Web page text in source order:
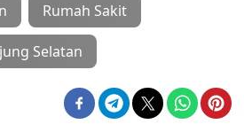
Rumah Sakit
Selatan